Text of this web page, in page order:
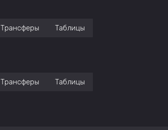
Трансферы Таблицы
Трансферы Таблицы